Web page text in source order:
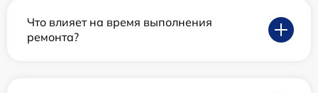
Что влияет на время выполнения
ремонта?